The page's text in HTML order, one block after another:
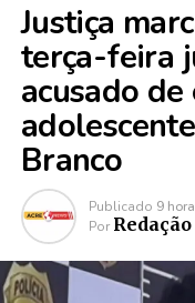
Justiça
terça-feira
acusado
Branco
Publicado 9
Por